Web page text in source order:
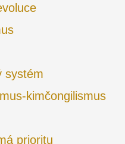
systém
kimčongilismus
prioritu